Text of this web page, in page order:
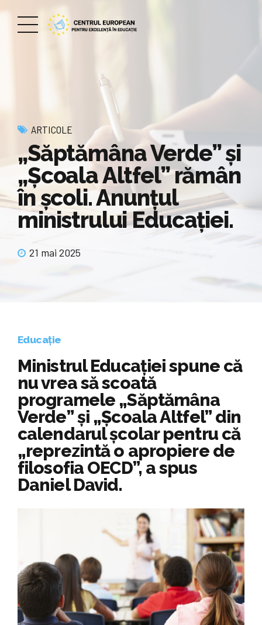
ARTICOLE
„Săptămâna Verde” și
„Școala Altfel” rămân
în școli. Anunțul
ministrului Educației.
21 mai 2025
Educație
Ministrul Educației spune că
nu vrea să scoată
programele „Săptămâna
Verde” și „Școala Altfel” din
calendarul școlar pentru că
„reprezintă o apropiere de
filosofia OECD”, a spus
Daniel David.